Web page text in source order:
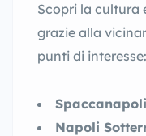
Scopri la cultura
grazie alla
punti di interesse:
Spaccanapoli
Napoli